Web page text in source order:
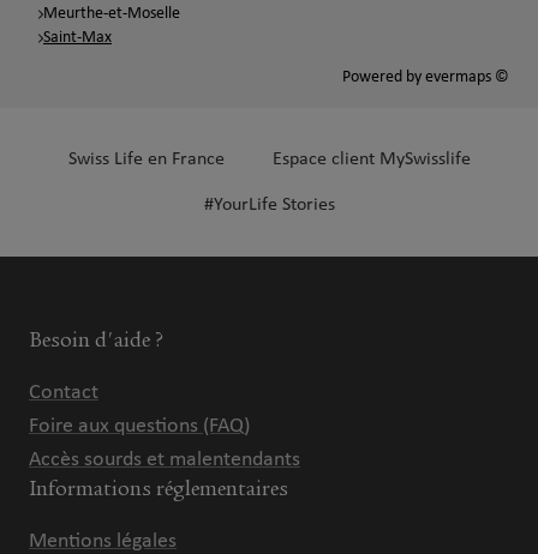
Meurthe-et-Moselle
Saint-Max
Powered by evermaps ©
Swiss Life en France Espace client MySwisslife
#YourLife Stories
Besoin d'aide ?
Contact
Foire aux questions (FAQ)
Accès sourds et malentendants
Informations réglementaires
Mentions légales